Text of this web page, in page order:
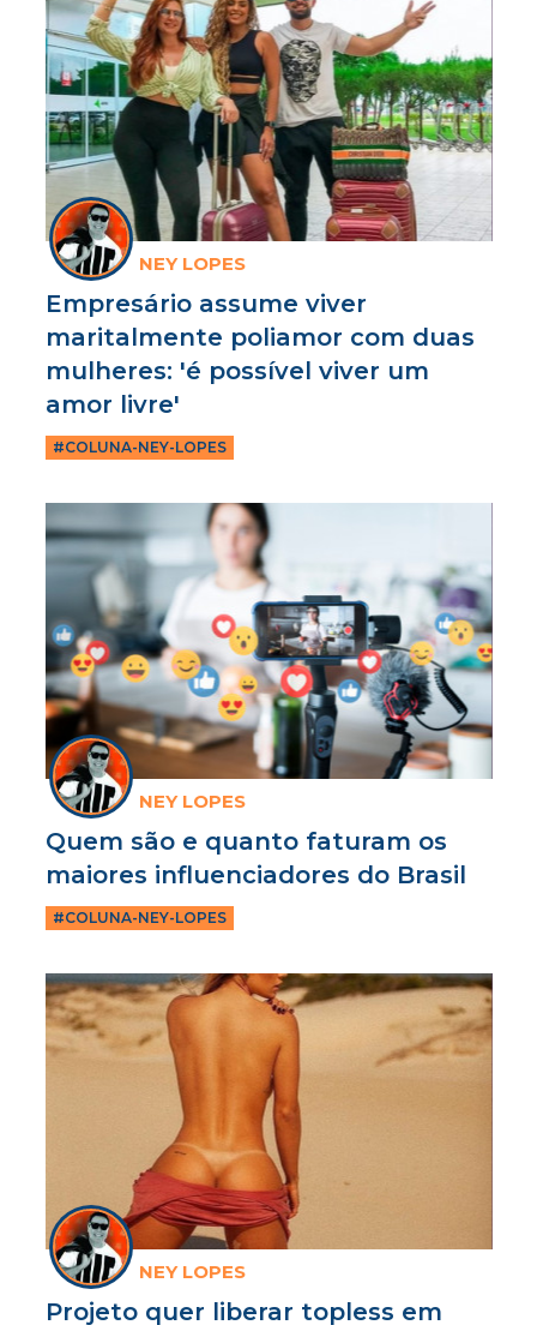
NEY LOPES
Empresário assume viver
maritalmente poliamor com duas
mulheres: 'é possível viver um
amor livre'
#COLUNA-NEY-LOPES
NEY LOPES
Quem são e quanto faturam os
maiores influenciadores do Brasil
#COLUNA-NEY-LOPES
NEY LOPES
Projeto quer liberar topless em